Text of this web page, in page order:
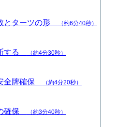
とターツの形 （約6分40秒）
する （約4分30秒）
全牌確保 （約4分20秒）
確保 （約3分40秒）